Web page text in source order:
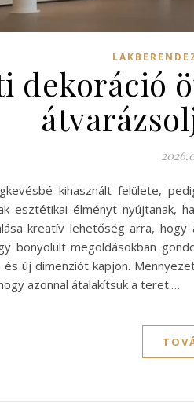
dekoráció
kihasznált felülete,
esztétikai élményt
kreatív lehetőség arra,
bonyolult megoldásokban
új dimenziót kapjon.
azonnal átalakítsuk a teret.…